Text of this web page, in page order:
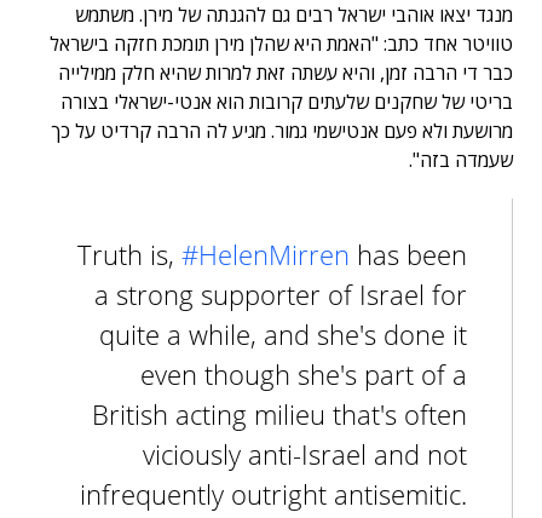
מנגד יצאו אוהבי ישראל רבים גם להגנתה של מירן. משתמש
טוויטר אחד כתב: "האמת היא שהלן מירן תומכת חזקה בישראל
כבר די הרבה זמן, והיא עשתה זאת למרות שהיא חלק ממילייה
בריטי של שחקנים שלעתים קרובות הוא אנטי-ישראלי בצורה
מרושעת ולא פעם אנטישמי גמור. מגיע לה הרבה קרדיט על כך
שעמדה בזה".
Truth is, #HelenMirren has been
a strong supporter of Israel for
quite a while, and she's done it
even though she's part of a
British acting milieu that's often
viciously anti-Israel and not
infrequently outright antisemitic.